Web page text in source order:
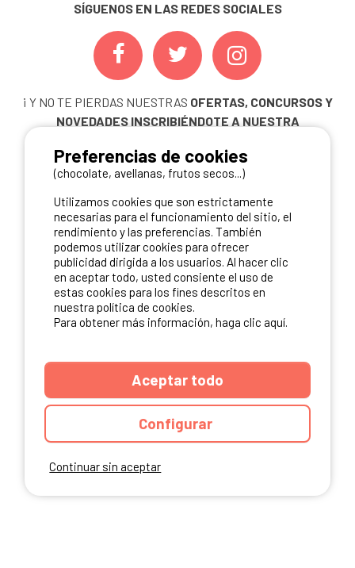
SÍGUENOS EN LAS REDES SOCIALES
¡ Y NO TE PIERDAS NUESTRAS OFERTAS, CONCURSOS Y
NOVEDADES INSCRIBIÉNDOTE A NUESTRA
ME INSCRIBO
NUESTROS PARTNERS
Continuar sin aceptar
Preferencias de cookies
(chocolate, avellanas, frutos secos...)
Utilizamos cookies que son estrictamente
necesarias para el funcionamiento del sitio, el
rendimiento y las preferencias. También
podemos utilizar cookies para ofrecer
publicidad dirigida a los usuarios. Al hacer clic
en aceptar todo, usted consiente el uso de
estas cookies para los fines descritos en
nuestra política de cookies.
Para obtener más información, haga clic aquí.
Aceptar todo
Configurar